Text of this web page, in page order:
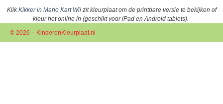
KlikKikker in Mario Kart Wiizit kleurplaat om de printbare versie te bekijken of
kleur het online in (geschikt voor iPad en Android tablets).
© 2026 – KinderenKleurplaat.nl